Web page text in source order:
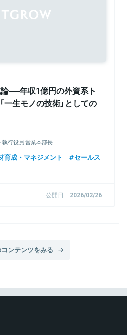
論──年収1億円の外資系ト
一生モノの技術」としての
行役員 営業本部長
育成・マネジメント
セールス
公開日 2026/02/26
ンテンツをみる